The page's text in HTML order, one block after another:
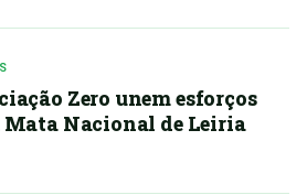
Zero unem esforços
Mata Nacional de Leiria